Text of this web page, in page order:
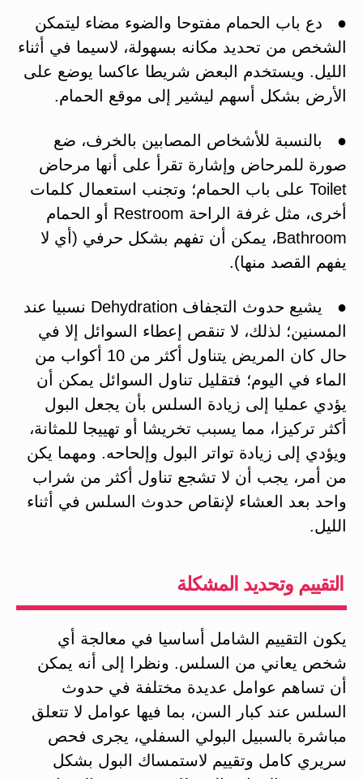
● دع باب الحمام مفتوحا والضوء مضاء ليتمكن
الشخص من تحديد مكانه بسهولة، لاسيما في أثناء
الليل. ويستخدم البعض شريطا عاكسا يوضع على
الأرض بشكل أسهم ليشير إلى موقع الحمام.
● بالنسبة للأشخاص المصابين بالخرف، ضع
صورة للمرحاض وإشارة تقرأ على أنها مرحاض
Toilet على باب الحمام؛ وتجنب استعمال كلمات
أخرى، مثل غرفة الراحة Restroom أو الحمام
Bathroom، يمكن أن تفهم بشكل حرفي (أي لا
يفهم القصد منها).
● يشيع حدوث التجفاف Dehydration نسبيا عند
المسنين؛ لذلك، لا تنقص إعطاء السوائل إلا في
حال كان المريض يتناول أكثر من 10 أكواب من
الماء في اليوم؛ فتقليل تناول السوائل يمكن أن
يؤدي عمليا إلى زيادة السلس بأن يجعل البول
أكثر تركيزا، مما يسبب تخريشا أو تهييجا للمثانة،
ويؤدي إلى زيادة تواتر البول وإلحاحه. ومهما يكن
من أمر، يجب أن لا تشجع تناول أكثر من شراب
واحد بعد العشاء لإنقاص حدوث السلس في أثناء
الليل.
التقييم وتحديد المشكلة
يكون التقييم الشامل أساسيا في معالجة أي
شخص يعاني من السلس. ونظرا إلى أنه يمكن
أن تساهم عوامل عديدة مختلفة في حدوث
السلس عند كبار السن، بما فيها عوامل لا تتعلق
مباشرة بالسبيل البولي السفلي، يجرى فحص
سريري كامل وتقييم لاستمساك البول بشكل